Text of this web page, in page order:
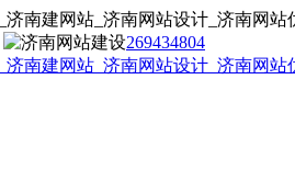
269434804